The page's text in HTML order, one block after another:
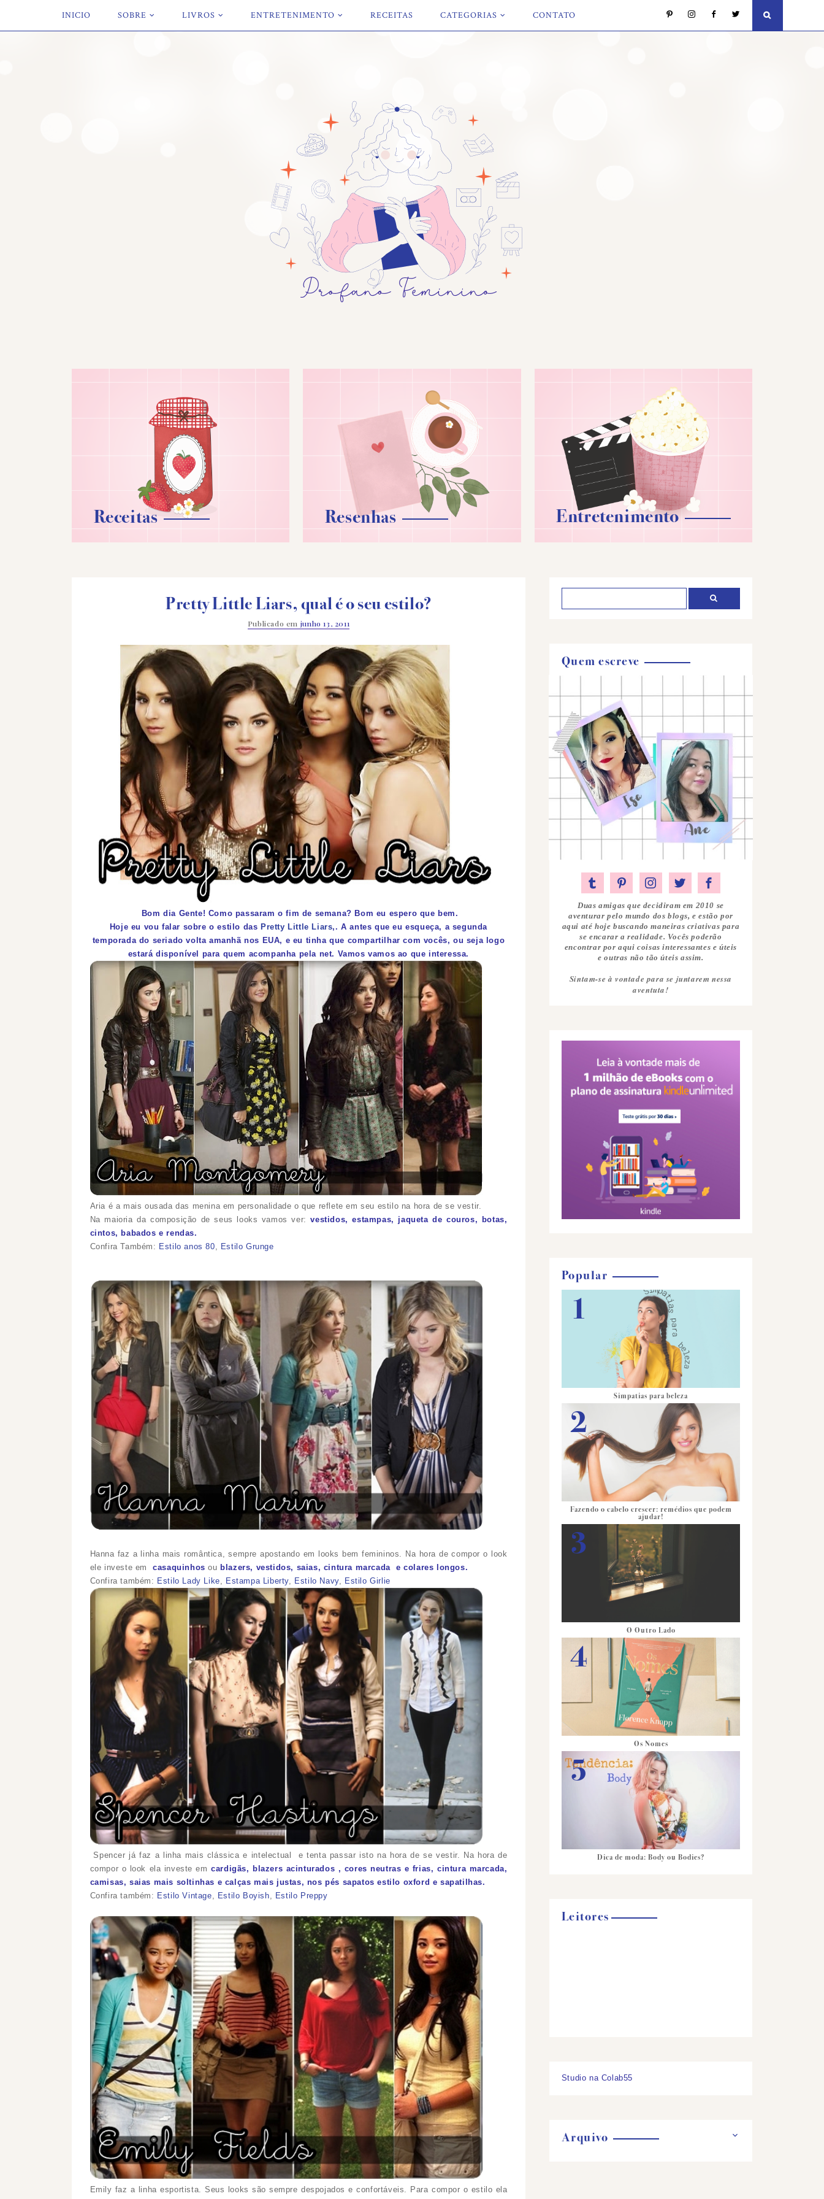
INICIO SOBRE LIVROS ENTRETENIMENTO RECEITAS CATEGORIAS CONTATO
Receitas Resenhas Entretenimento
Pretty Little Liars, qual é o seu estilo?
Publicado em junho 13, 2011
Bom dia Gente! Como passaram o fim de semana? Bom eu espero que bem.
Hoje eu vou falar sobre o estilo das Pretty Little Liars,. A antes que eu esqueça, a segunda
temporada do seriado volta amanhã nos EUA, e eu tinha que compartilhar com vocês, ou seja logo
estará disponível para quem acompanha pela net. Vamos vamos ao que interessa.
Aria é a mais ousada das menina em personalidade o que reflete em seu estilo na hora de se vestir.
Na maioria da composição de seus looks vamos ver:vestidos, estampas, jaqueta de couros, botas,
cintos, babados e rendas.
Confira Também: Estilo anos 80 Estilo Grunge
Hanna faz a linha mais romântica, sempre apostando em looks bem femininos. Na hora de compor o look
ele investe em
casaquinhosou blazers, vestidos, saias, cintura marcada e colares longos.
Confira também: Estilo Lady Like Estampa Liberty Estilo Navy, Estilo Girlie
Spencer já faz a linha mais clássica e intelectual e tenta passar isto na hora de se vestir. Na hora de
compor o look ela investe emcardigãs, blazers acinturados , cores neutras e frias, cintura marcada,
camisas, saias mais soltinhas e calças mais justas, nos pés sapatos estilo oxford e sapatilhas.
Confira também: Estilo Vintage Estilo Boyish Estilo Preppy
Emily faz a linha esportista. Seus looks são sempre despojados e confortáveis. Para compor o estilo ela
Quem escreve
Duas amigas que decidiram em 2010 se
aventurar pelo mundo dos blogs, e estão por
aqui até hoje buscando maneiras criativas para
se encarar a realidade. Vocês poderão
encontrar por aqui coisas interessantes e úteis
e outras não tão úteis assim.
Sintam-se à vontade para se juntarem nessa
aventuta!
Popular
Simpatias para beleza
Fazendo o cabelo crescer: remédios que podem
ajudar!
O Outro Lado
Os Nomes
Dica de moda: Body ou Bodies?
Leitores
Studio na Colab55
Arquivo